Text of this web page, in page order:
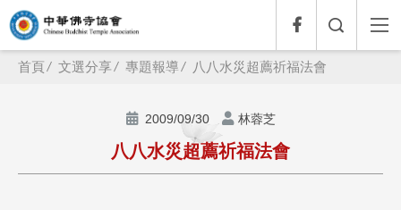
首頁 文選分享 專題報導 八八水災超薦祈福法會
2009/09/30 林蓉芝
八八水災超薦祈福法會